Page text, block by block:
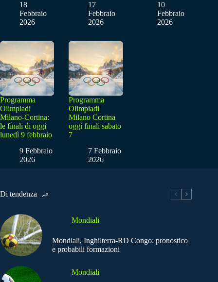
18
Febbraio
2026
17
Febbraio
2026
10
Febbraio
2026
Programma
Olimpiadi
Milano-Cortina:
le finali di oggi
lunedì 9 febbraio
9 Febbraio
2026
Programma
Olimpiadi
Milano Cortina
oggi finali sabato
7
7 Febbraio
2026
Di tendenza
Mondiali
Mondiali, Inghilterra-RD Congo: pronostico
e probabili formazioni
Mondiali